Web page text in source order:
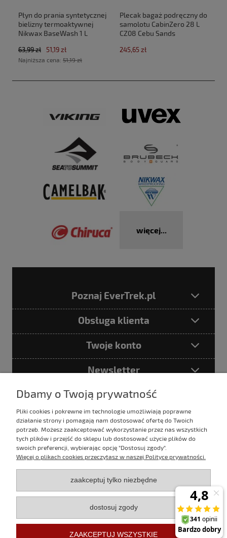
Płyn do prania syntetycznej
bielizny termoaktywnej
Nikwax BaseWash 1 L
63,99 zł 51,19 zł
Najniższa cena: 51,19 zł
Plecak bagaż podręczny do
samolotu CabinZero 28 L
CZ08 Cebu Sands
Air)
245,65 zł
więcej...
Poznaj EverTrek.pl
Obsługa klienta
Twoje konto
Newsletter
Podając adres e-mail akceptujesz
Politykę prywatności
E-mail:
sklep@evertrek.pl
Infolinia:
795 020 766
Dbamy o Twoją prywatność
Pliki cookies i pokrewne im technologie umożliwiają poprawne
działanie strony i pomagają nam dostosować ofertę do Twoich
potrzeb. Możesz zaakceptować wykorzystanie przez nas wszystkich
tych plików i przejść do sklepu lub dostosować użycie plików do
swoich preferencji, wybierając opcję "Dostosuj zgody".
Więcej o plikach cookies przeczytasz w naszej Polityce prywatności.
zaakceptuj tylko niezbędne
dostosuj zgody
ZAAKCEPTUJ WSZYSTKIE